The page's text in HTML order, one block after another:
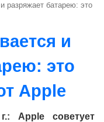
i
разряжает батарею: это
и
это
Apple
Apple советует